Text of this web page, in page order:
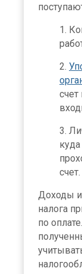
счет.
Доходы и
налога
по